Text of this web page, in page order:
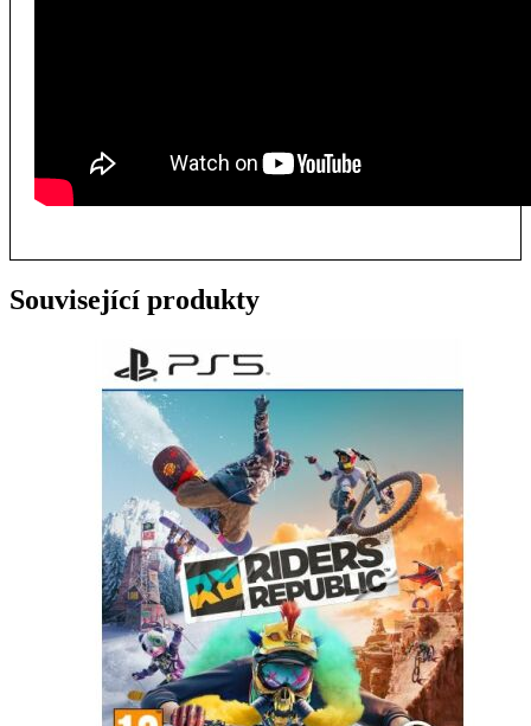
Související produkty